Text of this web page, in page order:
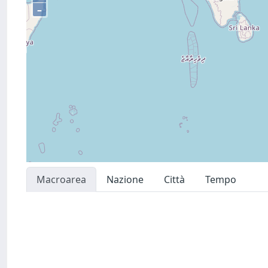
–
Macroarea Nazione Città Tempo